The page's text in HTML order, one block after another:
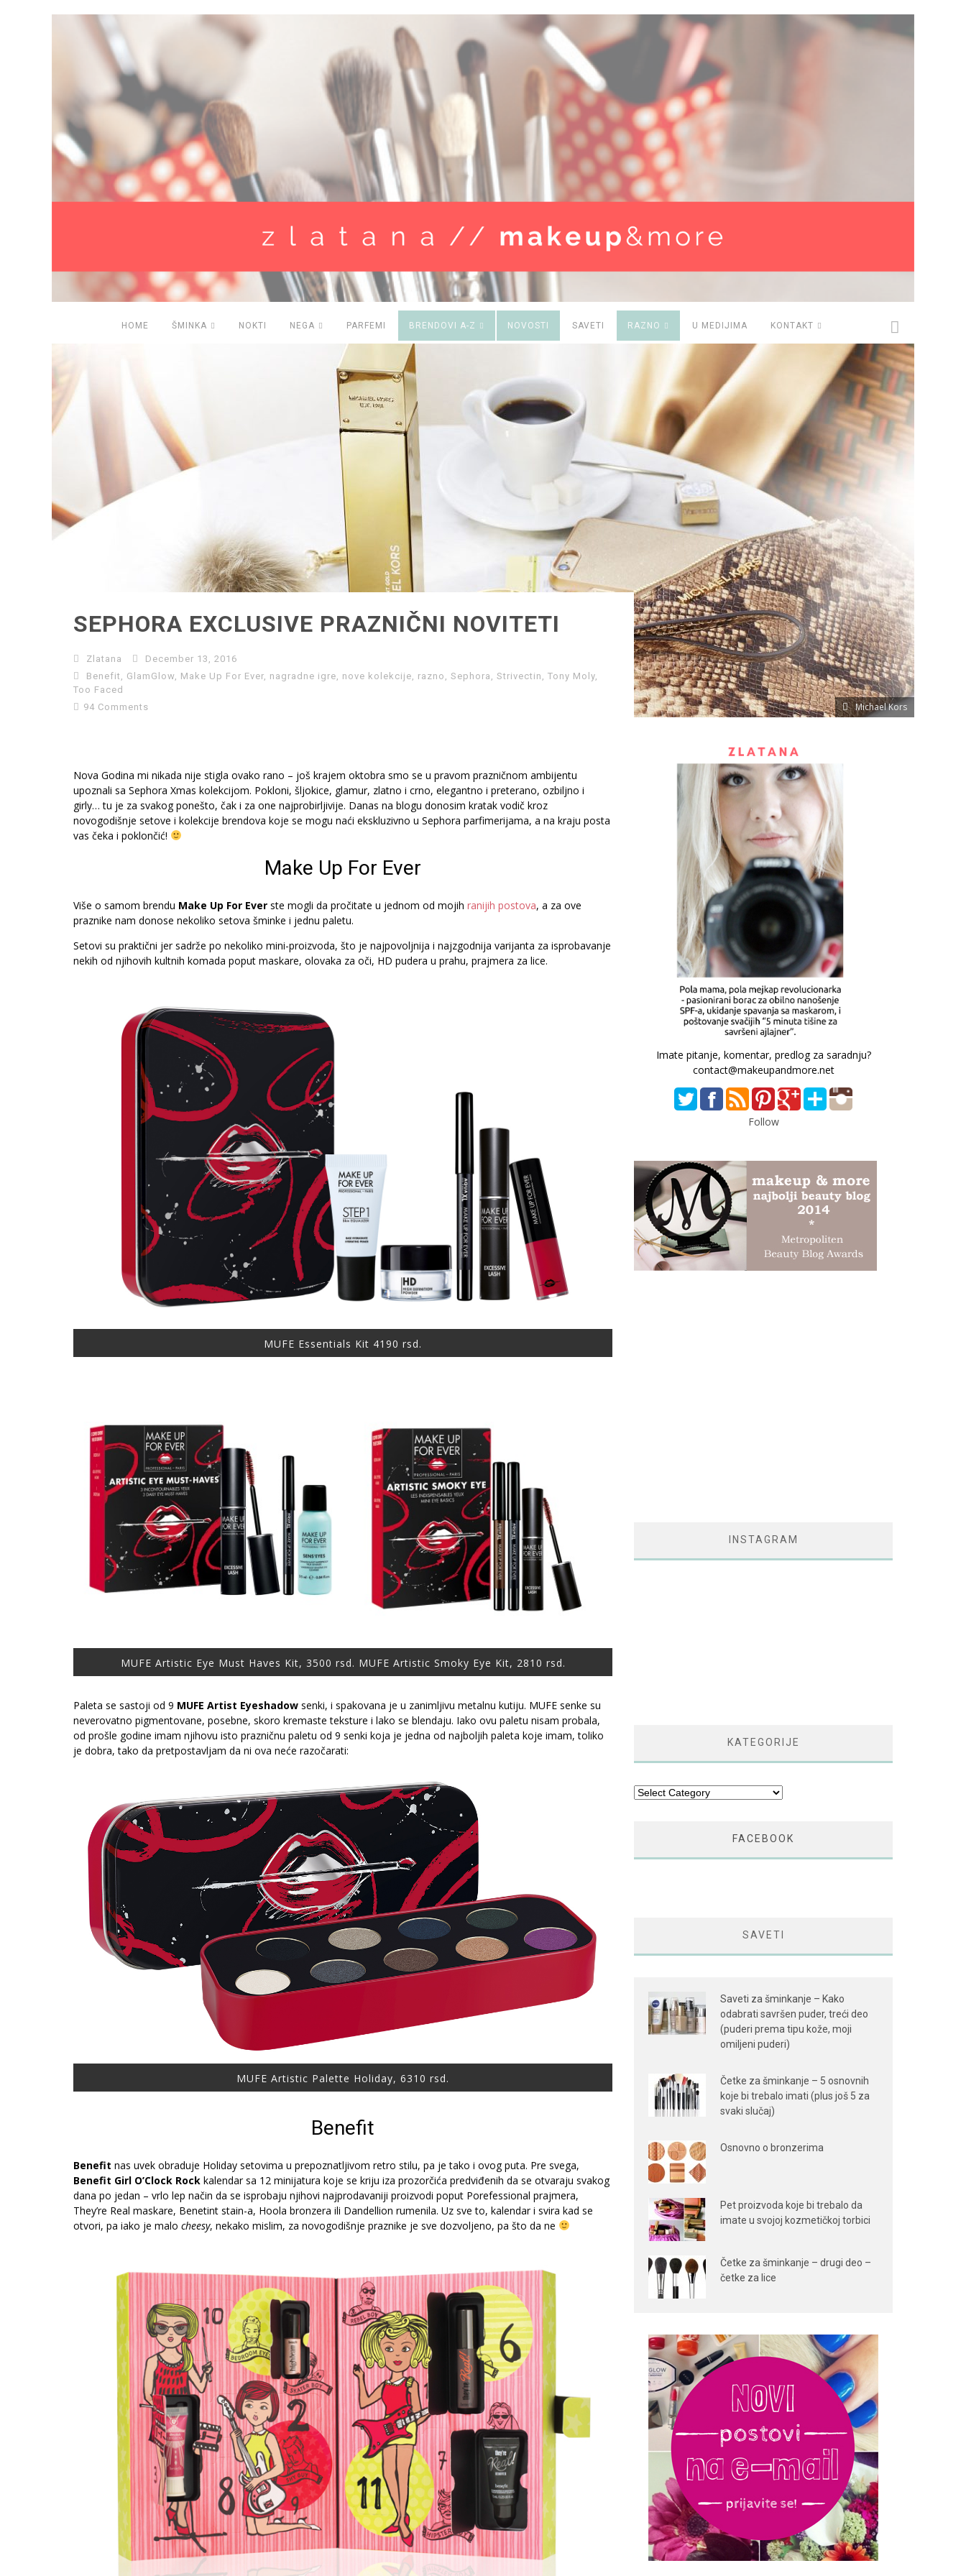
HOME ŠMINKA NOKTI NEGA PARFEMI BRENDOVI A-Z NOVOSTI SAVETI RAZNO U MEDIJIMA KONTAKT
Michael Kors
SEPHORA EXCLUSIVE PRAZNIČNI NOVITETI
Zlatana
December 13, 2016
Benefit , GlamGlow, Make Up For Ever, nagradne igre, nove kolekcije, razno , Sephora , Strivectin , Tony Moly,
Too Faced
94 Comments
Nova Godina mi nikada nije stigla ovako rano – još krajem oktobra smo se u pravom prazničnom ambijentu
upoznali sa Sephora Xmas kolekcijom. Pokloni, šljokice, glamur, zlatno i crno, elegantno i preterano, ozbiljno i
girly… tu je za svakog ponešto, čak i za one najprobirljivije. Danas na blogu donosim kratak vodič kroz
novogodišnje setove i kolekcije brendova koje se mogu naći ekskluzivno u Sephora parfimerijama, a na kraju posta
vas čeka i poklončić!
Make Up For Ever
Više o samom brendu Make Up For Ever ste mogli da pročitate u jednom od mojih ranijih postova, a za ove
praznike nam donose nekoliko setova šminke i jednu paletu.
Setovi su praktični jer sadrže po nekoliko mini-proizvoda, što je najpovoljnija i najzgodnija varijanta za isprobavanje
nekih od njihovih kultnih komada poput maskare, olovaka za oči, HD pudera u prahu, prajmera za lice.
MUFE Essentials Kit 4190 rsd.
MUFE Artistic Eye Must Haves Kit, 3500 rsd. MUFE Artistic Smoky Eye Kit, 2810 rsd.
Paleta se sastoji od 9 MUFE Artist Eyeshadow senki, i spakovana je u zanimljivu metalnu kutiju. MUFE senke su
neverovatno pigmentovane, posebne, skoro kremaste teksture i lako se blendaju. Iako ovu paletu nisam probala,
od prošle godine imam njihovu isto prazničnu paletu od 9 senki koja je jedna od najboljih paleta koje imam, toliko
je dobra, tako da pretpostavljam da ni ova neće razočarati:
MUFE Artistic Palette Holiday, 6310 rsd.
Benefit
Benefit nas uvek obraduje Holiday setovima u prepoznatljivom retro stilu, pa je tako i ovog puta. Pre svega,
Benefit Girl O’Clock Rock kalendar sa 12 minijatura koje se kriju iza prozorčića predviđenih da se otvaraju svakog
dana po jedan – vrlo lep način da se isprobaju njihovi najprodavaniji proizvodi poput Porefessional prajmera,
They’re Real maskare, Benetint stain-a, Hoola bronzera ili Dandellion rumenila. Uz sve to, kalendar i svira kad se
otvori, pa iako je malo cheesy, nekako mislim, za novogodišnje praznike je sve dozvoljeno, pa što da ne
Imate pitanje, komentar, predlog za saradnju?
contact@makeupandmore.net
Follow
INSTAGRAM
KATEGORIJE
Kategorije
FACEBOOK
SAVETI
Saveti za šminkanje – Kako
odabrati savršen puder, treći deo
(puderi prema tipu kože, moji
omiljeni puderi)
Četke za šminkanje – 5 osnovnih
koje bi trebalo imati (plus još 5 za
svaki slučaj)
Osnovno o bronzerima
Pet proizvoda koje bi trebalo da
imate u svojoj kozmetičkoj torbici
Četke za šminkanje – drugi deo –
četke za lice